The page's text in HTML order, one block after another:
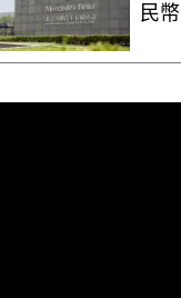
民幣